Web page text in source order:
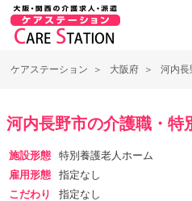
ケアステーション 大阪府 河内長
河内長野市の介護職・特
施設形態
特別養護老人ホーム
雇用形態
指定なし
こだわり
指定なし